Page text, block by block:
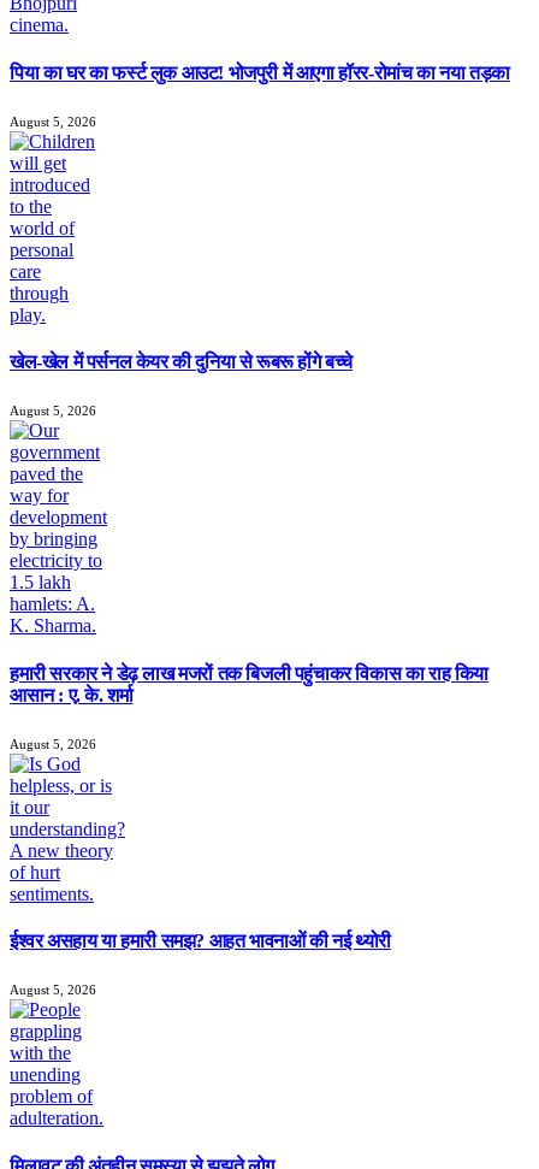
पिया का घर का फर्स्ट लुक आउट! भोजपुरी में आएगा हॉरर-रोमांच का नया तड़का
August 5, 2026
खेल-खेल में पर्सनल केयर की दुनिया से रूबरू होंगे बच्चे
August 5, 2026
हमारी सरकार ने डेढ़ लाख मजरों तक बिजली पहुंचाकर विकास का राह किया
आसान : ए. के. शर्मा
August 5, 2026
ईश्वर असहाय या हमारी समझ? आहत भावनाओं की नई थ्योरी
August 5, 2026